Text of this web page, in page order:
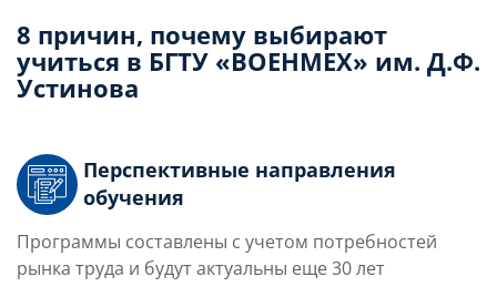
8 причин, почему выбирают
учиться в БГТУ «ВОЕНМЕХ» им. Д.Ф.
Устинова
Перспективные направления
обучения
Программы составлены с учетом потребностей
рынка труда и будут актуальны еще 30 лет